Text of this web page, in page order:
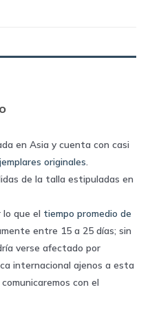
en Asia y cuenta con casi
originales
de la talla estipuladas en
que el tiempo promedio de
entre 15 a 25 días; sin
verse afectado por
internacional ajenos a esta
con el